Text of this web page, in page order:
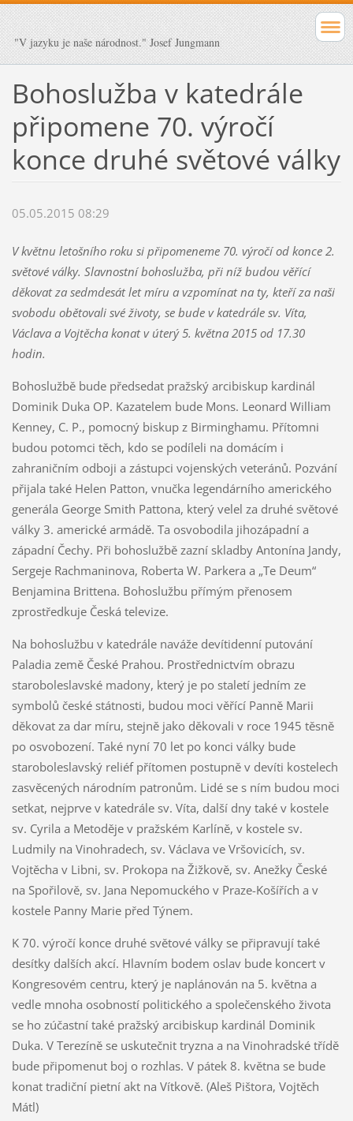
"V jazyku je naše národnost." Josef Jungmann
Bohoslužba v katedrále
připomene 70. výročí
konce druhé světové války
05.05.2015 08:29
V květnu letošního roku si připomeneme 70. výročí od konce 2.
světové války. Slavnostní bohoslužba, při níž budou věřící
děkovat za sedmdesát let míru a vzpomínat na ty, kteří za naši
svobodu obětovali své životy, se bude v katedrále sv. Víta,
Václava a Vojtěcha konat v úterý 5. května 2015 od 17.30
hodin.
Bohoslužbě bude předsedat pražský arcibiskup kardinál
Dominik Duka OP. Kazatelem bude Mons. Leonard William
Kenney, C. P., pomocný biskup z Birminghamu. Přítomni
budou potomci těch, kdo se podíleli na domácím i
zahraničním odboji a zástupci vojenských veteránů. Pozvání
přijala také Helen Patton, vnučka legendárního amerického
generála George Smith Pattona, který velel za druhé světové
války 3. americké armádě. Ta osvobodila jihozápadní a
západní Čechy. Při bohoslužbě zazní skladby Antonína Jandy,
Sergeje Rachmaninova, Roberta W. Parkera a „Te Deum“
Benjamina Brittena. Bohoslužbu přímým přenosem
zprostředkuje Česká televize.
Na bohoslužbu v katedrále naváže devítidenní putování
Paladia země České Prahou. Prostřednictvím obrazu
staroboleslavské madony, který je po staletí jedním ze
symbolů české státnosti, budou moci věřící Panně Marii
děkovat za dar míru, stejně jako děkovali v roce 1945 těsně
po osvobození. Také nyní 70 let po konci války bude
staroboleslavský reliéf přítomen postupně v devíti kostelech
zasvěcených národním patronům. Lidé se s ním budou moci
setkat, nejprve v katedrále sv. Víta, další dny také v kostele
sv. Cyrila a Metoděje v pražském Karlíně, v kostele sv.
Ludmily na Vinohradech, sv. Václava ve Vršovicích, sv.
Vojtěcha v Libni, sv. Prokopa na Žižkově, sv. Anežky České
na Spořilově, sv. Jana Nepomuckého v Praze-Košířích a v
kostele Panny Marie před Týnem.
K 70. výročí konce druhé světové války se připravují také
desítky dalších akcí. Hlavním bodem oslav bude koncert v
Kongresovém centru, který je naplánován na 5. května a
vedle mnoha osobností politického a společenského života
se ho zúčastní také pražský arcibiskup kardinál Dominik
Duka. V Terezíně se uskutečnit tryzna a na Vinohradské třídě
bude připomenut boj o rozhlas. V pátek 8. května se bude
konat tradiční pietní akt na Vítkově. (Aleš Pištora, Vojtěch
Mátl)